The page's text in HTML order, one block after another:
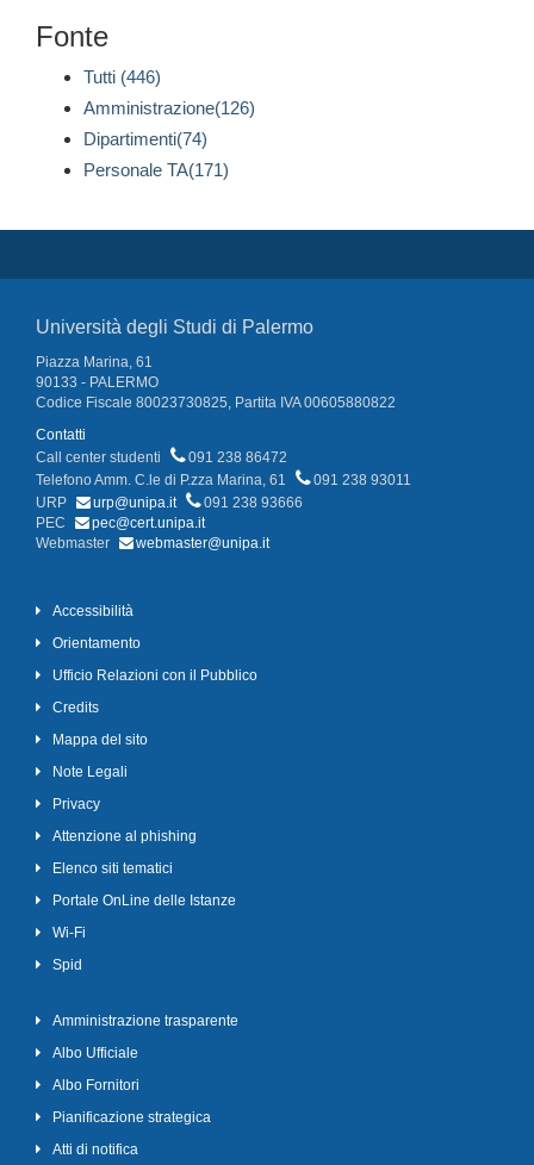
Fonte
Tutti (446)
Amministrazione(126)
Dipartimenti(74)
Personale TA(171)
Università degli Studi di Palermo
Piazza Marina, 61
90133 - PALERMO
Codice Fiscale 80023730825, Partita IVA 00605880822
Contatti
Call center studenti
091 238 86472
Telefono Amm. C.le di P.zza Marina, 61
091 238 93011
URP
urp@unipa.it
091 238 93666
PEC
pec@cert.unipa.it
Webmaster
webmaster@unipa.it
Accessibilità
Orientamento
Ufficio Relazioni con il Pubblico
Credits
Mappa del sito
Note Legali
Privacy
Attenzione al phishing
Elenco siti tematici
Portale OnLine delle Istanze
Wi-Fi
Spid
Amministrazione trasparente
Albo Ufficiale
Albo Fornitori
Pianificazione strategica
Atti di notifica